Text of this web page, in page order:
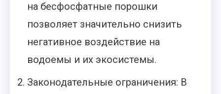
на бесфосфатные порошки
позволяет значительно снизить
негативное воздействие на
водоемы и их экосистемы.
Законодательные ограничения: В